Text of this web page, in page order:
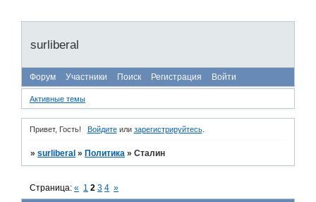
surliberal
Форум Участники Поиск Регистрация Войти
Активные темы
Привет, Гость! Войдитеили зарегистрируйтесь.
»surliberal » Политика »Сталин
Страница:« 1 2 3 4 »